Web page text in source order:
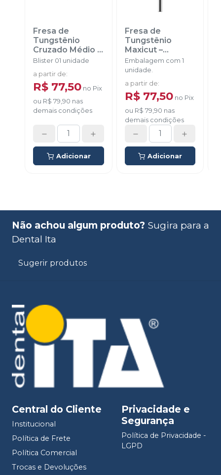
Fresa de
Tungstênio
Cruzado Médio -
AMERICAN
Blister 01 unidade
a partir de:
R$ 77,50 no Pix
ou R$ 79,90 nas
demais condições
Adicionar
Fresa de
Tungstênio
Maxicut –
Cruzado Médio
AMERICAN
Embalagem com 1
unidade.
a partir de:
R$ 77,50 no Pix
ou R$ 79,90 nas
demais condições
Adicionar
Não achou algum produto? Sugira para a
Dental Ita
Sugerir produtos
Central do Cliente
Institucional
Política de Frete
Política Comercial
Trocas e Devoluções
Privacidade e
Segurança
Política de Privacidade -
LGPD